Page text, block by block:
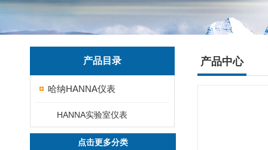
产品目录
哈纳HANNA仪表
HANNA实验室仪表
点击更多分类
产品中心